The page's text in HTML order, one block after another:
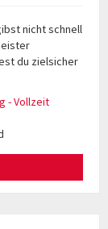
nicht schnell
du zielsicher
- Vollzeit